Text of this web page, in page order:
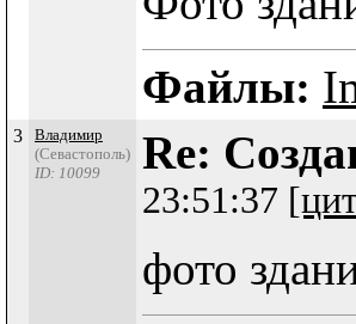
Файлы:
3
Владимир
(Севастополь)
ID: 10099
Re:
23:51:37
фото